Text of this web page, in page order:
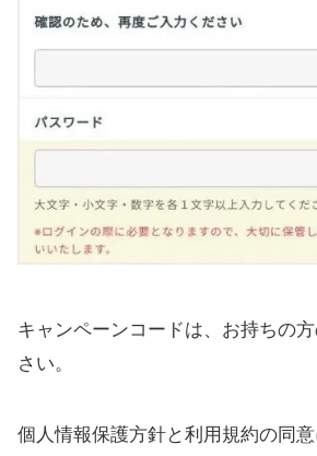
キャンペーンコードは、お持ちの
さい。
個人情報保護方針と利用規約の同